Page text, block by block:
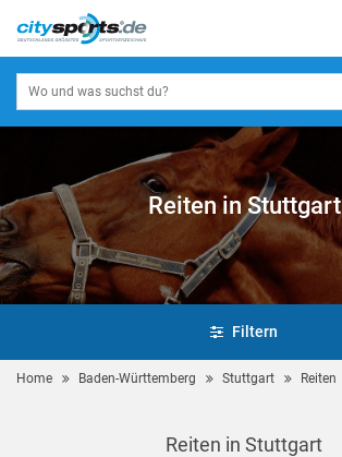
Reiten in Stuttgart
Filtern
Home Baden-Württemberg Stuttgart Reiten
Reiten in Stuttgart